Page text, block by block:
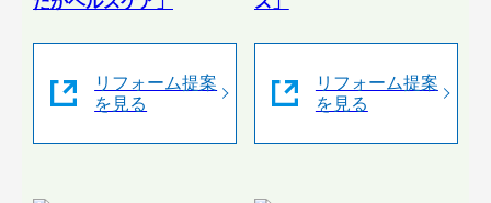
リフォーム提案
を見る
リフォーム提案
を見る